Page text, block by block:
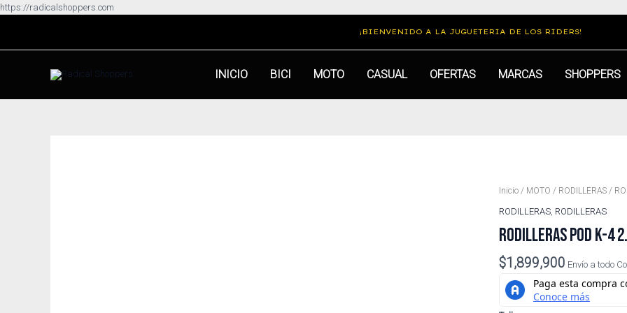
https://radicalshoppers.com
¡BIENVENIDO A LA JUGUETERIA DE LOS RIDERS!
INICIO BICI MOTO CASUAL OFERTAS MARCAS SHOPPERS
Inicio / MOTO / RODILLERAS /
RODILLERAS, RODILLERAS
RODILLERAS POD K-4
$1,899,900 Envío a todo
RODILLERAS
4
NEGRO
YOUTH
cantidad